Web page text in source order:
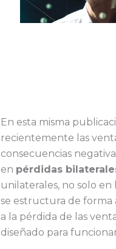
En esta misma
recientemente las
consecuencias
en pérdidas
unilaterales, no solo
se estructura de forma
a la pérdida de las
diseñado para